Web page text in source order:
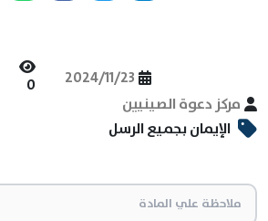
مركز دعوة الصينيين
2024/11/23
0
الإيمان بجميع الرسل